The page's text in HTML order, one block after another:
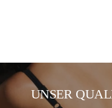
UNSER